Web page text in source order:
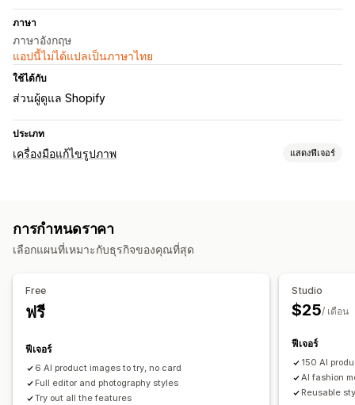
ภาษา
ภาษาอังกฤษ
แอปนี้ไม่ได้แปลเป็นภาษาไทย
ใช้ได้กับ
ส่วนผู้ดูแล Shopify
ประเภท
เครื่องมือแก้ไขรูปภาพ แสดงฟีเจอร์
การสร้างด้วย AI พื้นหลังที่กำหนดเอง
ลายน้ำ
การแปลงรูปแบบ
การครอบตัด
การกำหนดราคา
เลือกแผนที่เหมาะกับธุรกิจของคุณที่สุด
Free
ฟรี
ฟีเจอร์
6 AI product images to try, no card
Full editor and photography styles
Try out all the features
Studio
$25/ เดือน
ฟีเจอร์
150 AI
AI fashion
Reusable